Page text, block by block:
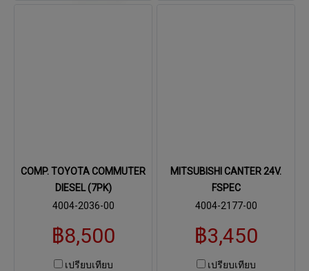
COMP. TOYOTA COMMUTER
DIESEL (7PK)
4004-2036-00
฿8,500
เปรียบเทียบ
MITSUBISHI CANTER 24V.
FSPEC
4004-2177-00
฿3,450
เปรียบเทียบ